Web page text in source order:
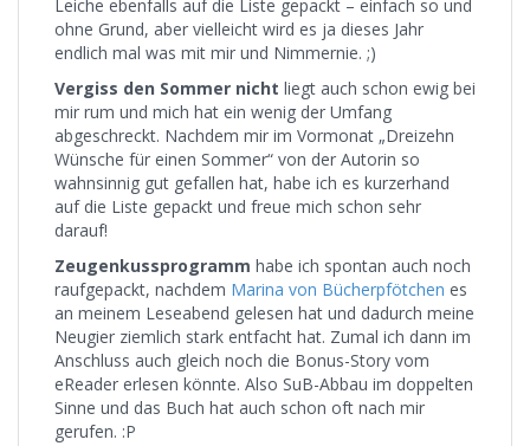
Leiche ebenfalls auf die Liste gepackt – einfach so und
ohne Grund, aber vielleicht wird es ja dieses Jahr
endlich mal was mit mir und Nimmernie. ;)
Vergiss den Sommer nicht liegt auch schon ewig bei
mir rum und mich hat ein wenig der Umfang
abgeschreckt. Nachdem mir im Vormonat „Dreizehn
Wünsche für einen Sommer“ von der Autorin so
wahnsinnig gut gefallen hat, habe ich es kurzerhand
auf die Liste gepackt und freue mich schon sehr
darauf!
Zeugenkussprogramm habe ich spontan auch noch
raufgepackt, nachdem Marina von Bücherpfötchen es
an meinem Leseabend gelesen hat und dadurch meine
Neugier ziemlich stark entfacht hat. Zumal ich dann im
Anschluss auch gleich noch die Bonus-Story vom
eReader erlesen könnte. Also SuB-Abbau im doppelten
Sinne und das Buch hat auch schon oft nach mir
gerufen. :P